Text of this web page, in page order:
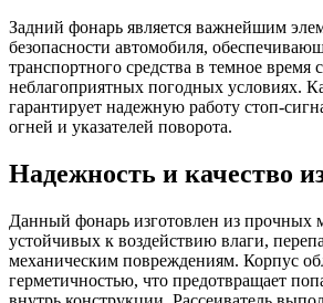
2014
г.
)
Задний фонарь является важнейшим
безопасности автомобиля,
транспортного средства в темное время
неблагоприятных погодных условиях.
гарантирует надежную работу стоп-
огней и указателей поворота.
Надежность и качество
Данный фонарь изготовлен из прочных
устойчивых к воздействию влаги,
механическим повреждениям. Корпус
герметичностью, что предотвращает